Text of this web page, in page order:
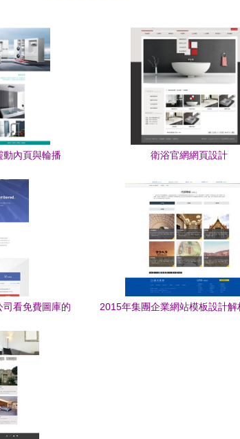
動內頁與輪播
衛浴官網網頁設計
看免費圖庫的
2015年集團企業網站模板設計解